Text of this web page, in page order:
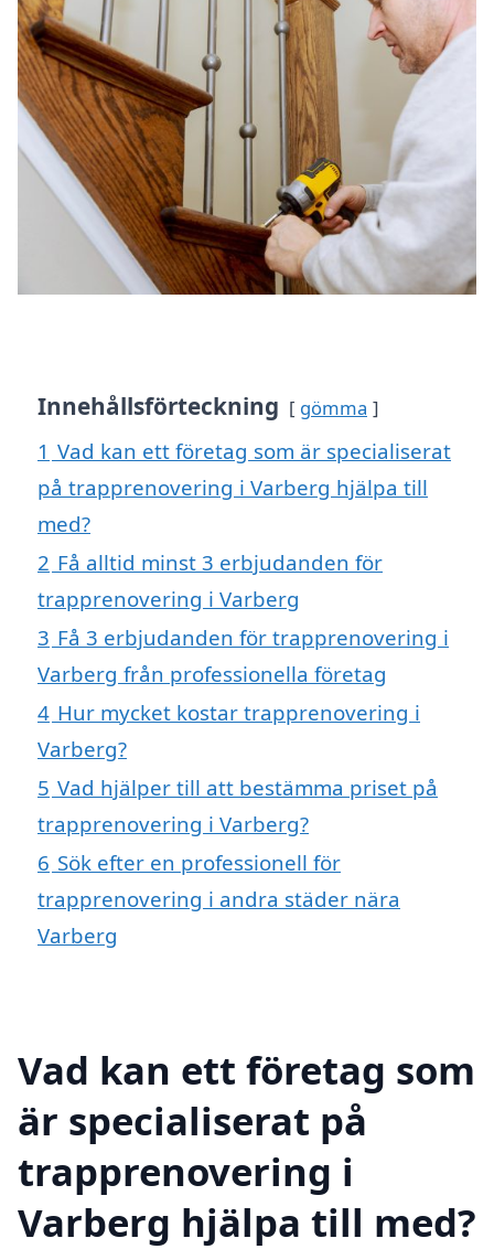
Innehållsförteckning gömma
1 Vad kan ett företag som är specialiserat
på trapprenovering i Varberg hjälpa till
med?
2 Få alltid minst 3 erbjudanden för
trapprenovering i Varberg
3 Få 3 erbjudanden för trapprenovering i
Varberg från professionella företag
4 Hur mycket kostar trapprenovering i
Varberg?
5 Vad hjälper till att bestämma priset på
trapprenovering i Varberg?
6 Sök efter en professionell för
trapprenovering i andra städer nära
Varberg
Vad kan ett företag som
är specialiserat på
trapprenovering i
Varberg hjälpa till med?